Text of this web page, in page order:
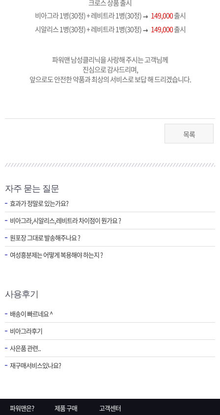
크로스 상품 출시
비아그라 1병(30정) + 레비트라 1병(30정)→ 149,000출시
시알리스 1병(30정) + 레비트라 1병(30정)→ 149,000출시
파워맨 남성클리닉을 사랑해 주시는 고객님께
진심으로 감사드리며,
앞으로도 안전한 약품과 최상의 서비스로 보답 해 드리겠습니다.
목록
자주 묻는 질문
효과가 정말로 있는가요?
비아그라,시알리스,레비트라 차이점이 뭔가요 ?
원포장 그대로 발송해주나요 ?
여성흥분제는 어떻게 복용해야 하는지 ?
사용후기
배송이 빠르네요 ^
비아그라후기
사은품 관련..
재구매서비스있나요?
파워맨은? 제품 구매 고객센터